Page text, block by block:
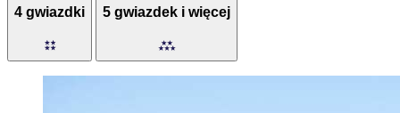
4 gwiazdki 5 gwiazdek i więcej